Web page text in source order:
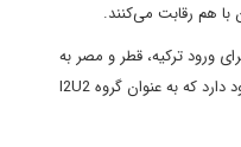
هم رقابت می‌کنند.
ورود ترکیه، قطر و مصر به
این ترتیبات که "ناتوی مسلمان" نامیده می‌شود، انجام شده است. در طرف دیگر، اتحادی بین امارات، هند، اسرائیل و ایالات متحده وجود دارد که به عنوان گروه I2U2